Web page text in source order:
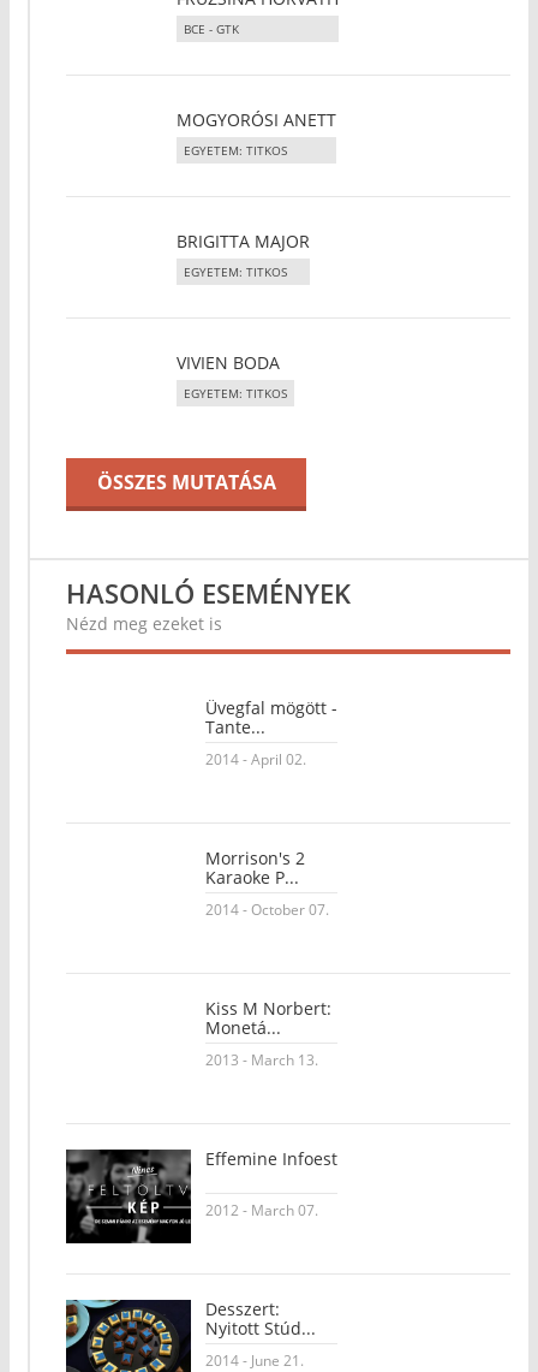
BCE - GTK
MOGYORÓSI ANETT
EGYETEM: TITKOS
BRIGITTA MAJOR
EGYETEM: TITKOS
VIVIEN BODA
EGYETEM: TITKOS
ÖSSZES MUTATÁSA
HASONLÓ ESEMÉNYEK
Nézd meg ezeket is
Üvegfal mögött -
Tante...
2014 - April 02.
Morrison's 2
Karaoke P...
2014 - October 07.
Kiss M Norbert:
Monetá...
2013 - March 13.
Effemine Infoest
2012 - March 07.
Desszert:
Nyitott Stúd...
2014 - June 21.